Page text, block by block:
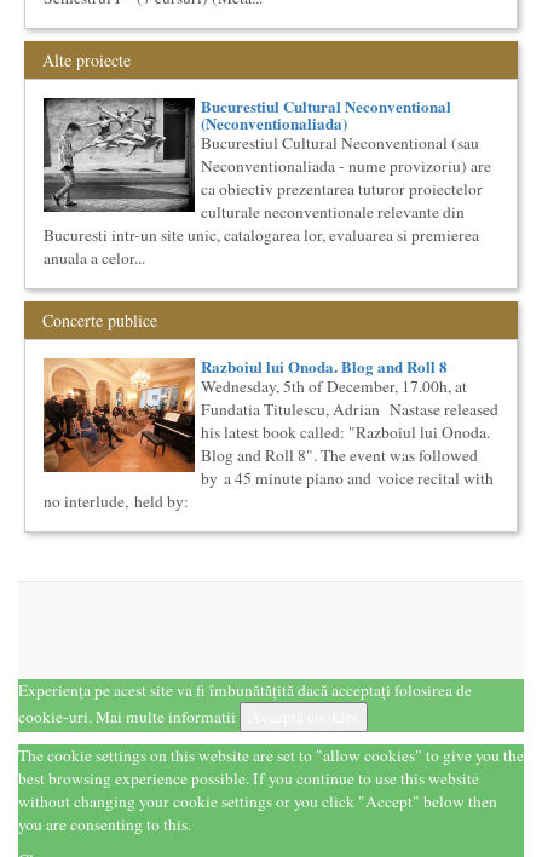
“Lidia Vianu’s Students Translate” Ediția a III-a / 16-21
aprilie 2018 5 scriitori britanici şi o edi...
Cursul de Filosofie generala (anul II)
Societatea Muzicala organizeaza un curs de Filosofie
Generala, de nivel academic, cu durata de doi ani (4 semestre),
impreuna...
Cursul de Filosofie generala (anul I)
Societatea Muzicala organizeaza un curs de Filosofie
Generala, de nivel academic, cu durata de doi ani (4 semestre),
impreuna...
Cursul de Teatru universal
Societatea Muzicala organizeaza un curs de cultura generala
teatrala, de nivel academic, in parteneriat cu Universitatea
Nati...
Elitele Romaniei
Anuarul Elitei culturale si stiintifice din Romania
Proiectul lansat de catre Societatea Muzicala, a fost conceput
initial ca un anuar al elitei muzicale din Romania – anuar...
Cursul de Lingvistica (anul I)
Societatea Muzicala organizeaza un curs de cultura generala
lingvistica. Este un curs intensiv si concentrat, de nivel
academ...
Editia I
Bucuresti, Sala James Joyce [sala MTTLC] Str. Pitar Mos nr. ...
N...
Precizari legate de formatul de predare a cursurilor de
Cultura universala
Am primit multe intrebari legate de felul in care se desfasoara
aceste cursuri de Cultura Universala - multi si le imagineaza...
Cursul de Cinematografie universala: Marile capodopere
si marii realizatori (anul II)
Alte proiecte
Bucurestiul Cultural Neconventional
(Neconventionaliada)
Bucurestiul Cultural Neconventional (sau
Neconventionaliada - nume provizoriu) are
ca obiectiv prezentarea tuturor proiectelor
culturale neconventionale relevante din
Bucuresti intr-un site unic, catalogarea lor, evaluarea si premierea
anuala a celor...
Concerte publice
Razboiul lui Onoda. Blog and Roll 8
Wednesday, 5th of December, 17.00h, at
Fundatia Titulescu, Adrian Nastase released
his latest book called: "Razboiul lui Onoda.
Blog and Roll 8". The event was followed
by a 45 minute piano and voice recital with
no interlude, held by:
Experiența pe acest site va fi îmbunătățită dacă acceptați folosirea de
cookie-uri.Mai multe informatii
The cookie settings on this website are set to "allow cookies" to give you the
best browsing experience possible. If you continue to use this website
without changing your cookie settings or you click "Accept" below then
you are consenting to this.